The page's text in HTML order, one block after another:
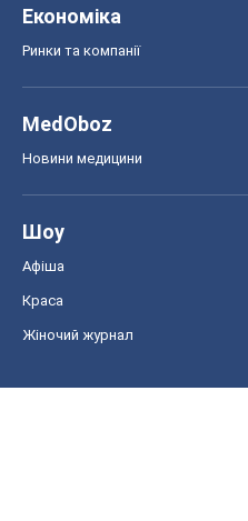
Економіка
Ринки та компанії
MedOboz
Новини медицини
Шоу
Афіша
Краса
Жіночий журнал